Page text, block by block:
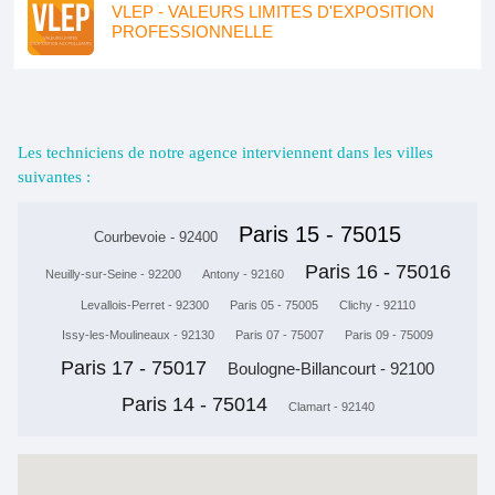
VLEP - VALEURS LIMITES D'EXPOSITION
PROFESSIONNELLE
Les techniciens de notre agence interviennent dans les villes
suivantes :
Courbevoie - 92400 Paris 15 - 75015
Neuilly-sur-Seine - 92200 Antony - 92160 Paris 16 - 75016
Levallois-Perret - 92300 Paris 05 - 75005 Clichy - 92110
Issy-les-Moulineaux - 92130 Paris 07 - 75007 Paris 09 - 75009
Paris 17 - 75017 Boulogne-Billancourt - 92100
Paris 14 - 75014 Clamart - 92140